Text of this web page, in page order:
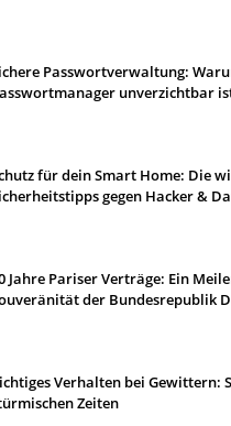
Passwortverwaltung:
unverzichtbar
für dein Smart Home: Die
gegen Hacker &
Jahre Pariser Verträge: Ein
der Bundesrepublik
Verhalten bei Gewittern:
Zeiten